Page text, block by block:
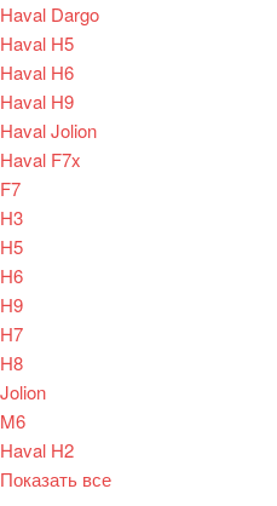
Haval Dargo
Haval H5
Haval H6
Haval H9
Haval Jolion
Haval F7x
F7
H3
H5
H6
H9
H7
H8
Jolion
M6
Haval H2
Показать все